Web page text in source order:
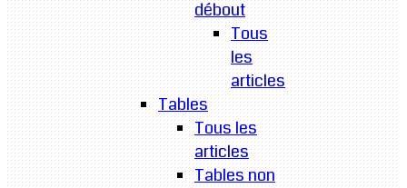
débout
Tous
les
articles
Tables
Tous les
articles
Tables non